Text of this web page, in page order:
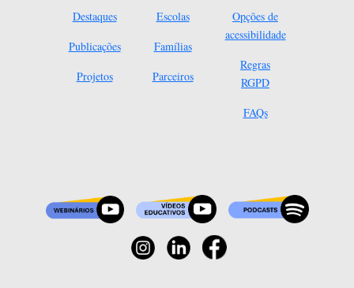
Destaques
Publicações
Projetos
Escolas
Famílias
Parceiros
Opções de
acessibilidade
Regras
RGPD
FAQs